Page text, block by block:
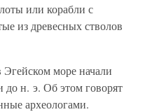
или корабли с
из древесных стволов
море начали
до н. э. Об этом говорят
археологами.